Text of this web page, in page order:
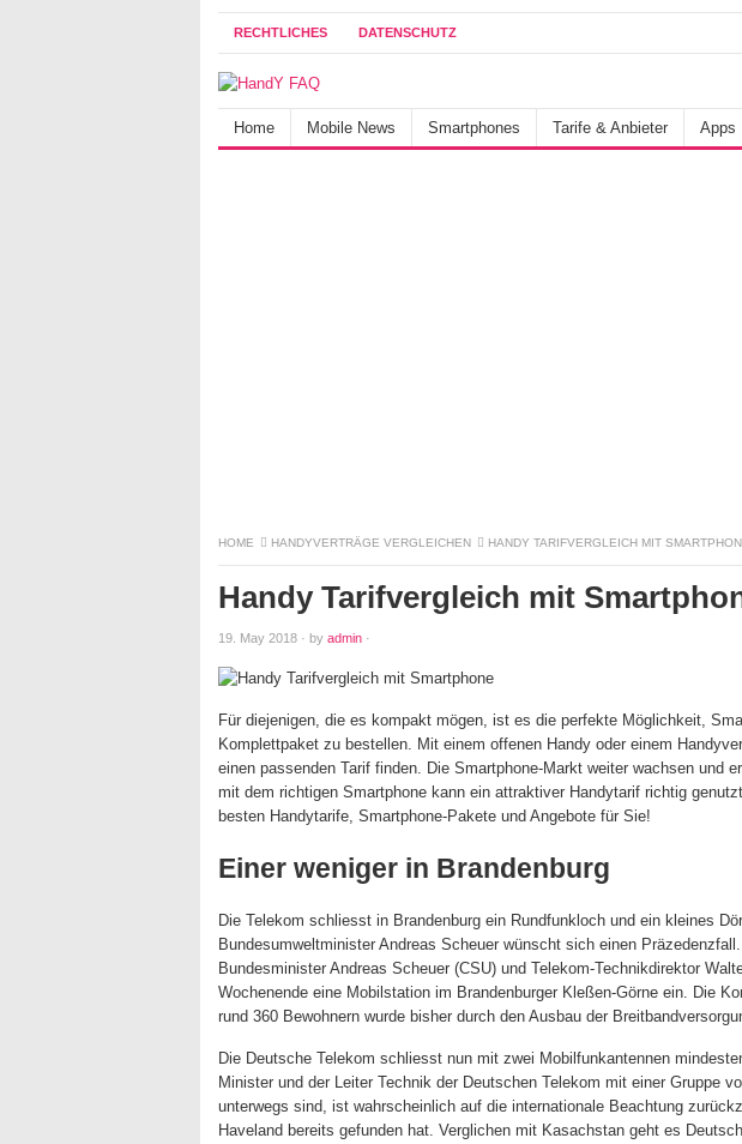
RECHTLICHES DATENSCHUTZ
Home Mobile News Smartphones Tarife & Anbieter Apps
HOME HANDYVERTRÄGE VERGLEICHEN HANDY TARIFVERGLEICH MIT
Handy Tarifvergleich mit
19. May 2018 · by admin ·
Für diejenigen, die es kompakt mögen, ist es die perfekte Möglichkeit,
Komplettpaket zu bestellen. Mit einem offenen Handy oder einem
einen passenden Tarif finden. Die Smartphone-Markt weiter wachsen und
mit dem richtigen Smartphone kann ein attraktiver Handytarif richtig
besten Handytarife, Smartphone-Pakete und Angebote für Sie!
Einer weniger in Brandenburg
Die Telekom schliesst in Brandenburg ein Rundfunkloch und ein kleines
Bundesumweltminister Andreas Scheuer wünscht sich einen
Bundesminister Andreas Scheuer (CSU) und Telekom-Technikdirektor
Wochenende eine Mobilstation im Brandenburger Kleßen-Görne ein. Die
rund 360 Bewohnern wurde bisher durch den Ausbau der
Die Deutsche Telekom schliesst nun mit zwei Mobilfunkantennen
Minister und der Leiter Technik der Deutschen Telekom mit einer Gruppe
unterwegs sind, ist wahrscheinlich auf die internationale Beachtung
Haveland bereits gefunden hat. Verglichen mit Kasachstan geht es